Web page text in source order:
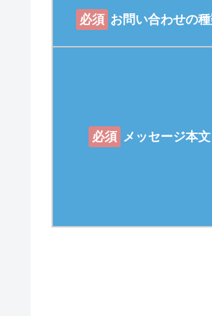
必須 お問い合わせの
必須 メッセージ本文